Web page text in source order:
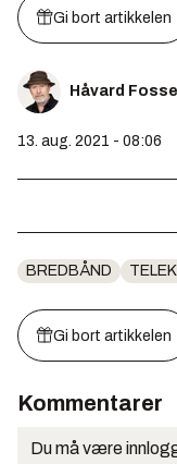
Gi bort artikkelen
Håvard
13. aug. 2021 - 08:06
BREDBÅND
Gi bort artikkelen
Kommentarer
Du må være